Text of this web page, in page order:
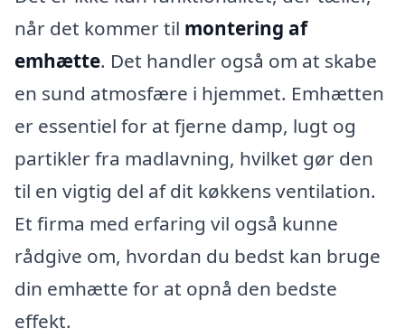
når det kommer til montering af
emhætte. Det handler også om at skabe
en sund atmosfære i hjemmet. Emhætten
er essentiel for at fjerne damp, lugt og
partikler fra madlavning, hvilket gør den
til en vigtig del af dit køkkens ventilation.
Et firma med erfaring vil også kunne
rådgive om, hvordan du bedst kan bruge
din emhætte for at opnå den bedste
effekt.